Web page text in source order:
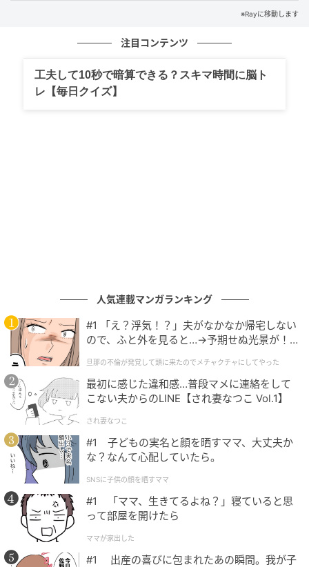
ビドラマ。
翻訳した村岡花子さんをモデルに、
あなたはわかりましたか？
の記事をもっとみる
※Rayに移動します
注目コンテンツ
工夫して10秒で暗算できる？スキマ時間に脳ト
レ【毎日クイズ】
人気連載マンガランキング
#1 「え？浮気！？」夫がなかなか帰宅しない
ので、ふと外を見ると…→予期せぬ光景が！
クチャにしてやった
旦那の不倫が発覚して頭に来たのでメチャクチャにしてやった
最初に感じた違和感…普段マメに連絡をして
こない夫からのLINE【され妻なつこ Vol.1】
され妻なつこ
#1 子どもの実名と顔を晒すママ、大丈夫か
な？なんて心配していたら。
SNSに子供の顔を晒すママ
#1 「ママ、生きてるよね？」寝ていると思
って部屋を開けたら
ママが家出した
#1 出産の喜びに包まれたあの瞬間。我が子